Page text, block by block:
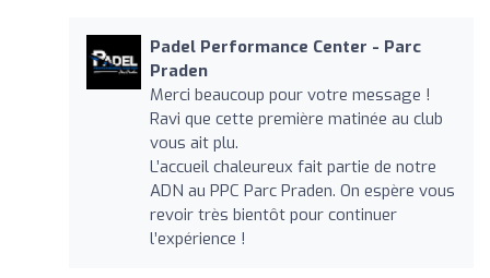
Padel Performance Center - Parc
Praden
Merci beaucoup pour votre message !
Ravi que cette première matinée au club
vous ait plu.
L’accueil chaleureux fait partie de notre
ADN au PPC Parc Praden. On espère vous
revoir très bientôt pour continuer
l’expérience !